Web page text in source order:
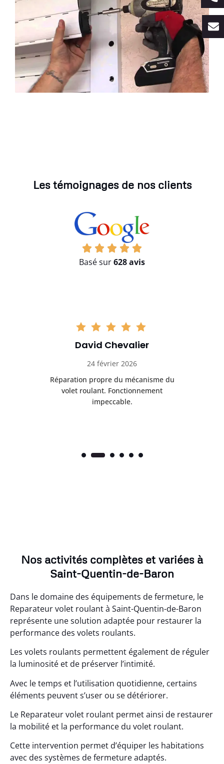
Les témoignages de nos clients
Basé sur628 avis
David Chevalier
24 février 2026
Réparation propre du mécanisme du
volet roulant. Fonctionnement
impeccable.
Nos activités complètes et variées à
Saint-Quentin-de-Baron
Dans le domaine des équipements de fermeture, le
Reparateur volet roulant à Saint-Quentin-de-Baron
représente une solution adaptée pour restaurer la
performance des volets roulants.
Les volets roulants permettent également de réguler
la luminosité et de préserver l’intimité.
Avec le temps et l’utilisation quotidienne, certains
éléments peuvent s’user ou se détériorer.
Le Reparateur volet roulant permet ainsi de restaurer
la mobilité et la performance du volet roulant.
Cette intervention permet d’équiper les habitations
avec des systèmes de fermeture adaptés.